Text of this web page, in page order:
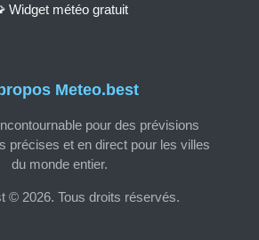
Meteo.best
pour des prévisions
précises et en direct pour les villes
du monde entier.
© 2026. Tous droits réservés.
Widget météo gratuit